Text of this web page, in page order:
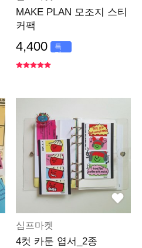
MAKE PLAN 모조지 스티
커팩
4,400
특
가
심프마켓
4컷 카툰 엽서_2종